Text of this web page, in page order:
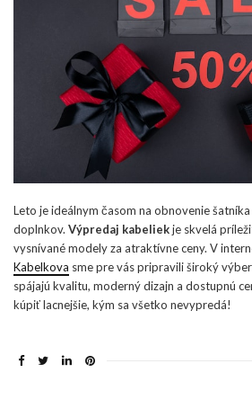
Leto je ideálnym časom na obnovenie
doplnkov. Výpredaj kabeliekje skvelá
vysnívané modely za atraktívne ceny. V
Kabelkova sme pre vás pripravili široký
spájajú kvalitu, moderný dizajn a dostupnú
kúpiť lacnejšie, kým sa všetko nevypredá!